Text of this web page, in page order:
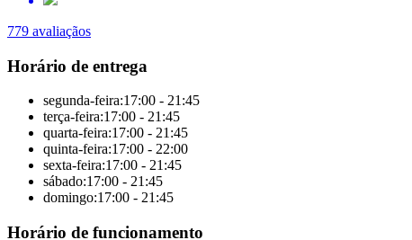
779 avaliaçãos
Horário de entrega
segunda-feira:17:00 - 21:45
terça-feira:17:00 - 21:45
quarta-feira:17:00 - 21:45
quinta-feira:17:00 - 22:00
sexta-feira:17:00 - 21:45
sábado:17:00 - 21:45
domingo:17:00 - 21:45
Horário de funcionamento